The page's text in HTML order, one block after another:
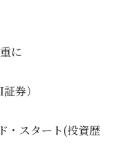
に
券）
・スタート(投資歴